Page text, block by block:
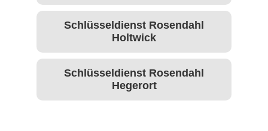
Schlüsseldienst Rosendahl
Holtwick
Schlüsseldienst Rosendahl
Hegerort